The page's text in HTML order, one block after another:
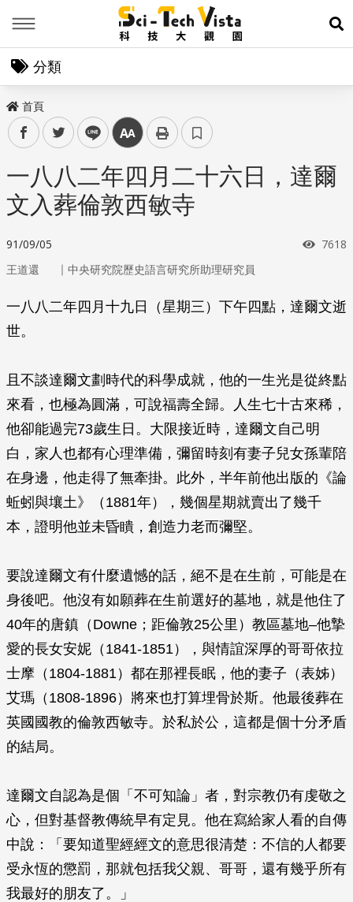
展
分類
首頁
facebooktwitter line 中
一八八二年四月二十六日，達爾
文入葬倫敦西敏寺
91/09/05 瀏覽
7618
王道還 ｜ 中央研究院歷史語言研究所助理研究員
一八八二年四月十九日（星期三）下午四點，達爾文逝
世。
且不談達爾文劃時代的科學成就，他的一生光是從終點
來看，也極為圓滿，可說福壽全歸。人生七十古來稀，
他卻能過完73歲生日。大限接近時，達爾文自己明
白，家人也都有心理準備，彌留時刻有妻子兒女孫輩陪
在身邊，他走得了無牽掛。此外，半年前他出版的《論
蚯蚓與壤土》（1881年），幾個星期就賣出了幾千
本，證明他並未昏瞶，創造力老而彌堅。
要說達爾文有什麼遺憾的話，絕不是在生前，可能是在
身後吧。他沒有如願葬在生前選好的墓地，就是他住了
40年的唐鎮（Downe；距倫敦25公里）教區墓地–他摯
愛的長女安妮（1841-1851），與情誼深厚的哥哥依拉
士摩（1804-1881）都在那裡長眠，他的妻子（表姊）
艾瑪（1808-1896）將來也打算埋骨於斯。他最後葬在
英國國教的倫敦西敏寺。於私於公，這都是個十分矛盾
的結局。
達爾文自認為是個「不可知論」者，對宗教仍有虔敬之
心，但對基督教傳統早有定見。他在寫給家人看的自傳
中說：「要知道聖經經文的意思很清楚：不信的人都要
受永恆的懲罰，那就包括我父親、哥哥，還有幾乎所有
我最好的朋友了。」